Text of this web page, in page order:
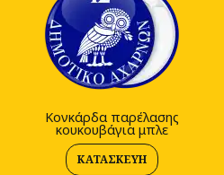
Κονκάρδα παρέλασης
κουκουβάγια μπλε
ΚΑΤΑΣΚΕΥΉ